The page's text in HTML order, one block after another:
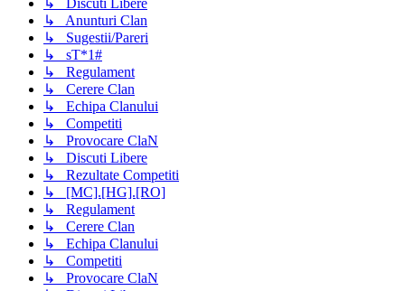
↳ Discuti Libere
↳ Anunturi Clan
↳ Sugestii/Pareri
↳ sT*1#
↳ Regulament
↳ Cerere Clan
↳ Echipa Clanului
↳ Competiti
↳ Provocare ClaN
↳ Discuti Libere
↳ Rezultate Competiti
↳ [MC].[HG].[RO]
↳ Regulament
↳ Cerere Clan
↳ Echipa Clanului
↳ Competiti
↳ Provocare ClaN